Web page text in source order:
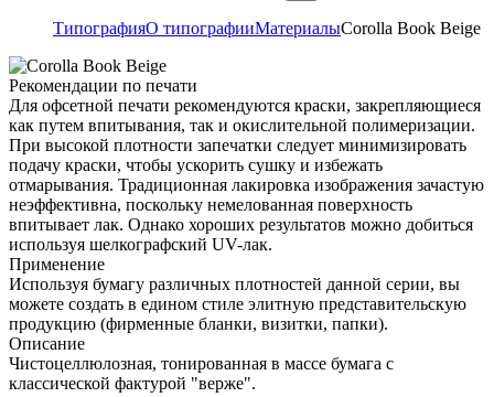
ТипографияО типографииМатериалыCorolla Book Beige
Рекомендации по печати
Для офсетной печати рекомендуются краски, закрепляющиеся
как путем впитывания, так и окислительной полимеризации.
При высокой плотности запечатки следует минимизировать
подачу краски, чтобы ускорить сушку и избежать
отмарывания. Традиционная лакировка изображения зачастую
неэффективна, поскольку немелованная поверхность
впитывает лак. Однако хороших результатов можно добиться
используя шелкографский UV-лак.
Применение
Используя бумагу различных плотностей данной серии, вы
можете создать в едином стиле элитную представительскую
продукцию (фирменные бланки, визитки, папки).
Описание
Чистоцеллюлозная, тонированная в массе бумага с
классической фактурой "верже".